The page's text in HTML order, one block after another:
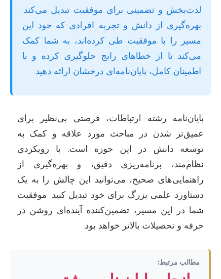
لذت‌بخش و تضمینی برای موفقیت تبدیل می‌کند.
بهره‌گیری از دانش و تجربه افرادی که خود این
مسیر را با موفقیت طی کرده‌اند، به شما کمک
می‌کند تا از خطاهای رایج جلوگیری کرده و با
اطمینان کامل، پایان‌نامه‌ای درخشان ارائه دهید.
پایان‌نامه رشته ارتباطات، فرصتی بی‌نظیر برای
عمیق‌تر شدن در مباحث مورد علاقه و کمک به
توسعه دانش در این حوزه است. با رویکردی
نظام‌مند، برنامه‌ریزی دقیق، و بهره‌گیری از
راهنمایی‌های صحیح، می‌توانید این چالش را به یک
دستاورد علمی بزرگ برای خود تبدیل کنید. موفقیت
شما در این مسیر، تضمین‌کننده آینده‌ای روشن در
حرفه و تحصیلات بالاتر خواهد بود.
مطالب مرتبط: